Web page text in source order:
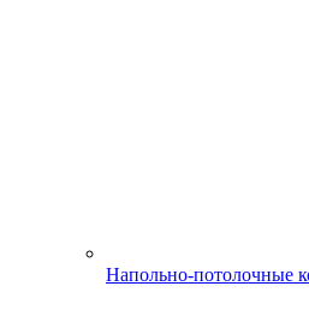
Напольно-потолочные